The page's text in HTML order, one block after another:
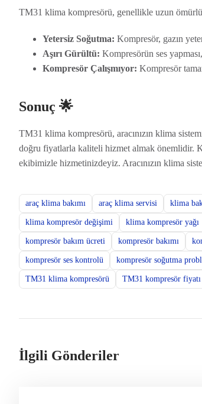
TM31 klima kompresörü, genellikle uzun
Yetersiz Soğutma: Kompresör, gazın
Aşırı Gürültü: Kompresörün ses
Kompresör Çalışmıyor: Kompresör
Sonuç 🌟
TM31 klima kompresörü, aracınızın klima
doğru fiyatlarla kaliteli hizmet almak önemlidir.
ekibimizle hizmetinizdeyiz. Aracınızın klima
araç klima bakımı araç klima servisi klima
klima kompresör değişimi klima kompresör yağı
kompresör bakım ücreti kompresör bakımı
kompresör ses kontrolü kompresör soğutma
TM31 klima kompresörü TM31 kompresör fiyatı
İlgili Gönderiler